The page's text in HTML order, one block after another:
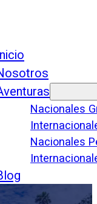
Nacionales
Nacionales
Contacto